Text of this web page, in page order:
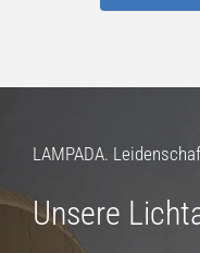
LAMPADA.
Unsere